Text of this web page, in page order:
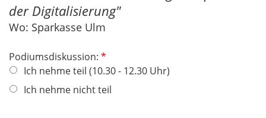
der Digitalisierung"
Wo: ​​​​​​​Sparkasse Ulm
Podiumsdiskussion: P
f
l
Ich nehme teil (10.30 - 12.30 Uhr)
Ich nehme nicht teil